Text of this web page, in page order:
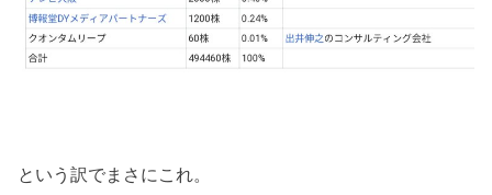
という訳でまさにこれ。